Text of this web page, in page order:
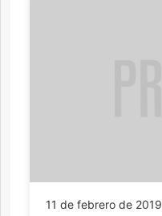
11 de febrero de 2019